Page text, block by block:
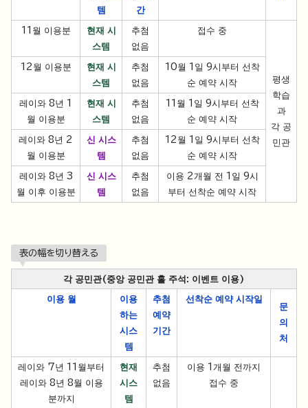
템
간
11월 이용분
현재 시
스템
추첨
없음
접수 중
평생
학습
과
각 공
민관
12월 이용분
현재 시
스템
추첨
없음
10월 1일 9시부터 선착
순 예약 시작
레이와 8년 1
월 이용분
현재 시
스템
추첨
없음
11월 1일 9시부터 선착
순 예약 시작
레이와 8년 2
월 이용분
신 시스
템
추첨
없음
12월 1일 9시부터 선착
순 예약 시작
레이와 8년 3
월 이후 이용분
신 시스
템
추첨
없음
이용 2개월 전 1일 9시
부터 선착순 예약 시작
表の幅を切り替える
각 공민관(중앙 공민관 홀 주석: 이벤트 이용)
이용 월
이용
하는
시스
템
추첨
예약
기간
선착순 예약 시작일
문
의
처
레이와 7년 11월부터
레이와 8년 8월 이용
분까지
현재
시스
템
추첨
없음
이용 1개월 전까지
접수 중